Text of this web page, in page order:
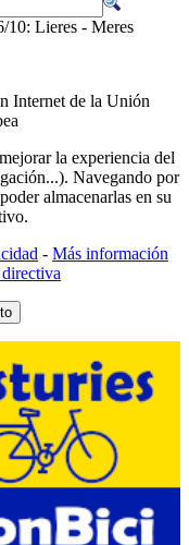
10: Lieres - Meres
Internet de la Unión
la experiencia del
Navegando por
almacenarlas en su
- Más información